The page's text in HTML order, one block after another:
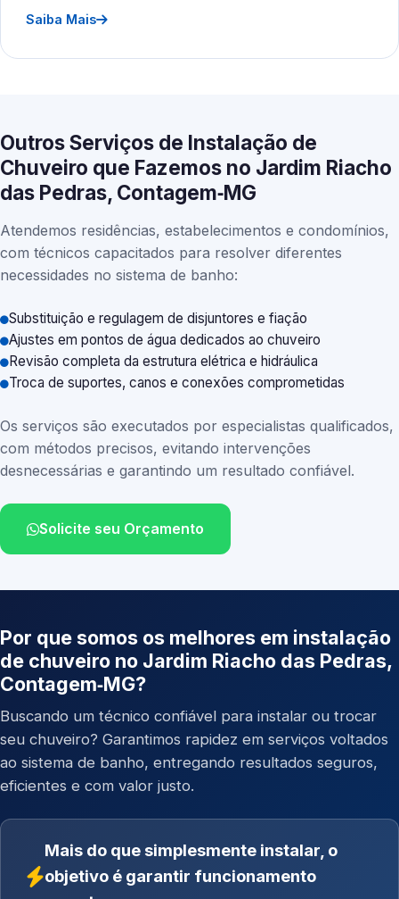
Saiba Mais
Outros Serviços de Instalação de
Chuveiro que Fazemos no Jardim Riacho
das Pedras, Contagem‑MG
Atendemos residências, estabelecimentos e condomínios,
com técnicos capacitados para resolver diferentes
necessidades no sistema de banho:
Substituição e regulagem de disjuntores e fiação
Ajustes em pontos de água dedicados ao chuveiro
Revisão completa da estrutura elétrica e hidráulica
Troca de suportes, canos e conexões comprometidas
Os serviços são executados por especialistas qualificados,
com métodos precisos, evitando intervenções
desnecessárias e garantindo um resultado confiável.
Solicite seu Orçamento
Por que somos os melhores em instalação
de chuveiro no Jardim Riacho das Pedras,
Contagem‑MG?
Buscando um técnico confiável para instalar ou trocar
seu chuveiro? Garantimos rapidez em serviços voltados
ao sistema de banho, entregando resultados seguros,
eficientes e com valor justo.
Mais do que simplesmente instalar, o
objetivo é garantir funcionamento